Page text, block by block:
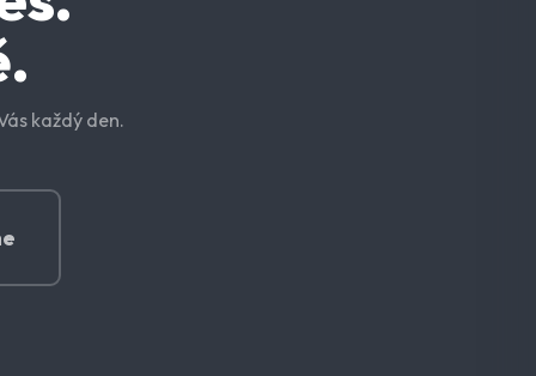
každý den.